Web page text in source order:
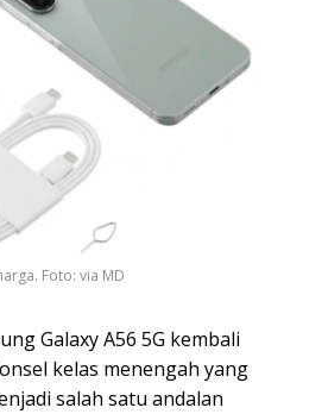
Foto: via MD
Galaxy A56 5G kembali
kelas menengah yang
salah satu andalan